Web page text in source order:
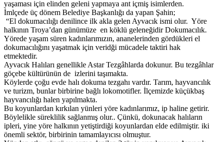
yaşaması için elinden geleni yapmaya ant içmiş isimlerden.
İmlçede üç dönem Belediye Başkanlığı da yapan Şahin;
“El dokumacılığı denilince ilk akla gelen Ayvacık ismi olur. Yöre
halkının Troya’dan günümüze en köklü geleneğidir Dokumacılık.
Yörede yaşam süren kadınlarımızın, ananelerinden gördükleri el
dokumacılığını yaşatmak için veridği mücadele taktiri hak
etmektedir.
Ayvacık Halıları genellikle Astar Tezgâhlarda dokunur. Bu tezgâhlar
göçebe kültürünün de izlerini taşımakta.
Köylerde çoğu evde halı dokuma tezgahı vardır. Tarım, hayvancılık
ve turizm, bunlar birbirine bağlı lokomotifler. İlçemizde küçükbaş
hayvancılığı halen yapılmakta.
Bu koyunlardan kırkılan yünleri yöre kadınlarımız, ip haline getirir.
Böylelikle süreklilik sağlanmış olur.. Çünkü, dokunacak halıların
ipleri, yine yöre halkının yetiştirdiği koyunlardan elde edilmiştir. iki
önemli sektör, birbirinin tamamlayıcısı olmuştur.